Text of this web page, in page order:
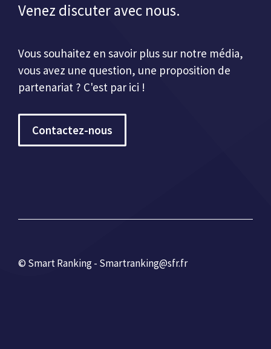
Venez discuter avec nous.
Vous souhaitez en savoir plus sur notre média,
vous avez une question, une proposition de
partenariat ? C'est par ici !
Contactez-nous
© Smart Ranking - Smartranking@sfr.fr